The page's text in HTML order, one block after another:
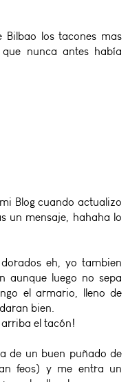
los tacones mas
que nunca antes había
Blog cuando actualizo
un mensaje, hahaha lo
eh, yo tambien
aunque luego no sepa
el armario, lleno de
bien.
el tacón!
de un buen puñado de
feos) y me entra un